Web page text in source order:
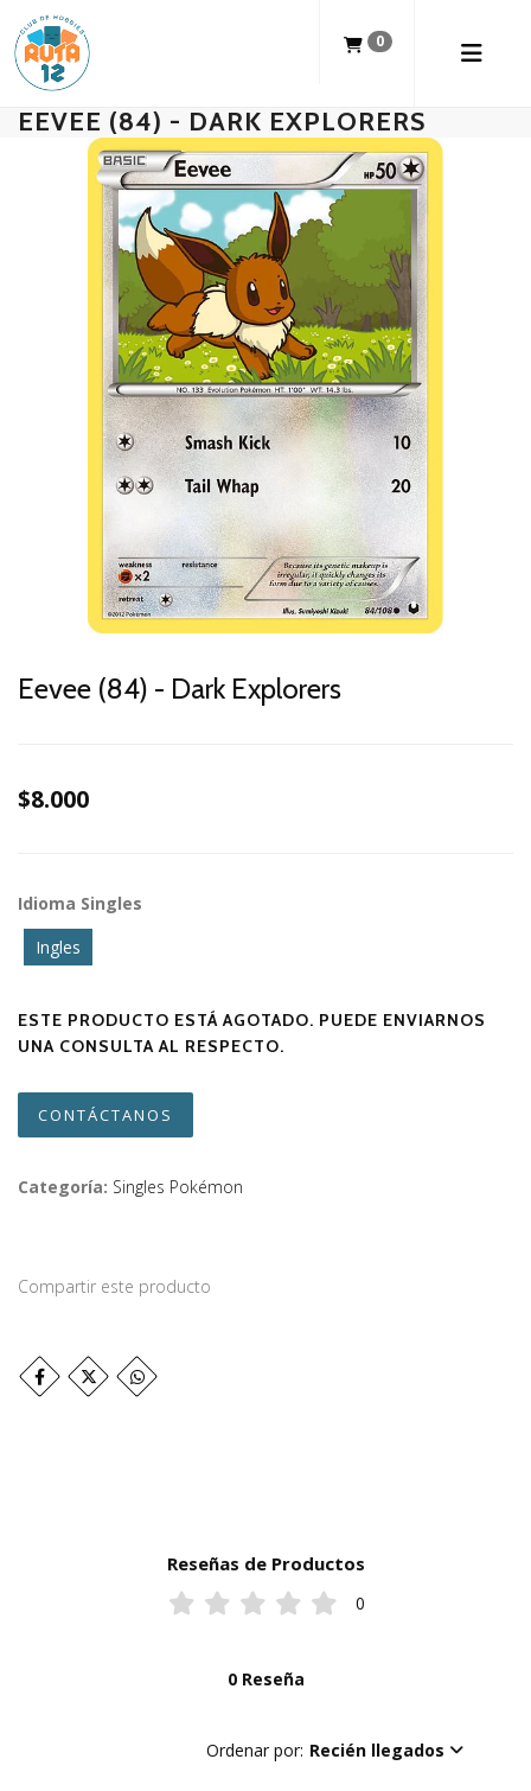
0
EEVEE (84) - DARK EXPLORERS
Eevee (84) - Dark Explorers
$8.000
Idioma Singles
Ingles
ESTE PRODUCTO ESTÁ AGOTADO. PUEDE ENVIARNOS
UNA CONSULTA AL RESPECTO.
CONTÁCTANOS
Categoría: Singles Pokémon
Compartir este producto
Reseñas de Productos
0
0 Reseña
Ordenar por: Recién llegados